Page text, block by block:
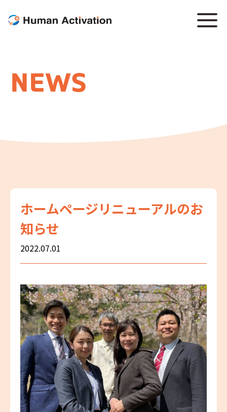
NEWS
ホームページリニューアルのお
知らせ
2022.07.01